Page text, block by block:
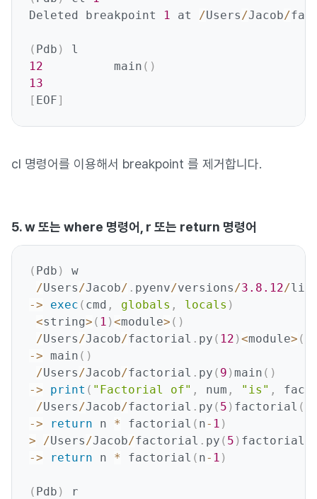
Deleted breakpoint
1 at /Users/Jacob/
( Pdb )
12
          main
( )
13
[ EOF]
cl 명령어를 이용해서 breakpoint 를 제거합니다.
5. w 또는 where 명령어, r 또는 return 명령어
( Pdb )
w
/Users/Jacob/ . pyenv/versions/3.8 .12/lib
-> exec ( cmd , globals , locals )
<string> ( 1 )<module> ( )
/Users/Jacob/factorial . py ( 12 )<module> (
-> main ( )
/Users/Jacob/factorial . py ( 9 )main ( )
-> print ( "Factorial of" , num , "is" ,
/Users/Jacob/factorial . py ( 5 ) factorial (
-> return n * factorial ( n- 1 )
>
/Users/Jacob/factorial . py ( 5 ) factorial
-> return n * factorial ( n- 1 )
( Pdb )